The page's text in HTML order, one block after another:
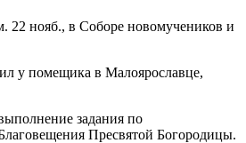
22 нояб., в Соборе новомучеников и
у помещика в Малоярославце,
задания по
Пресвятой Богородицы.